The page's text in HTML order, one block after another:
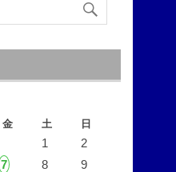
金 土 日
1
2
7 8
9